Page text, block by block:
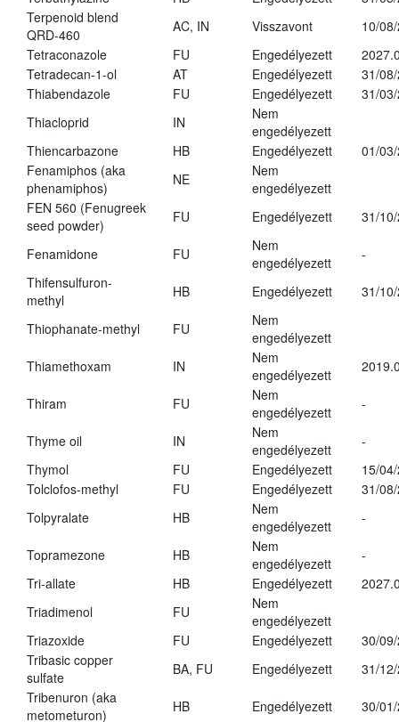
Terpenoid blend
QRD-460
AC, IN Visszavont
10/
Tetraconazole
FU Engedélyezett
Tetradecan-1-ol
AT Engedélyezett
31/
Thiabendazole
FU Engedélyezett
31/
Thiacloprid
IN
Nem
engedélyezett
Thiencarbazone
HB Engedélyezett
01/
Fenamiphos (aka
phenamiphos)
NE
Nem
engedélyezett
FEN 560 (Fenugreek
seed powder)
FU Engedélyezett 31/
Fenamidone FU
Nem
engedélyezett
-
Thifensulfuron-
methyl
HB Engedélyezett 31/
Thiophanate-methyl FU
Nem
engedélyezett
Thiamethoxam
IN
Nem
engedélyezett
Thiram FU
Nem
engedélyezett
-
Thyme oil IN
Nem
engedélyezett
-
Thymol
FU Engedélyezett
15/
Tolclofos-methyl
FU Engedélyezett
31/
Tolpyralate
HB
Nem
engedélyezett
-
Topramezone HB
Nem
engedélyezett
-
Tri-allate
HB Engedélyezett
Triadimenol
FU
Nem
engedélyezett
Triazoxide
FU Engedélyezett
30/
Tribasic copper
sulfate
BA, FU Engedélyezett
31/
Tribenuron (aka
metometuron)
HB Engedélyezett 30/